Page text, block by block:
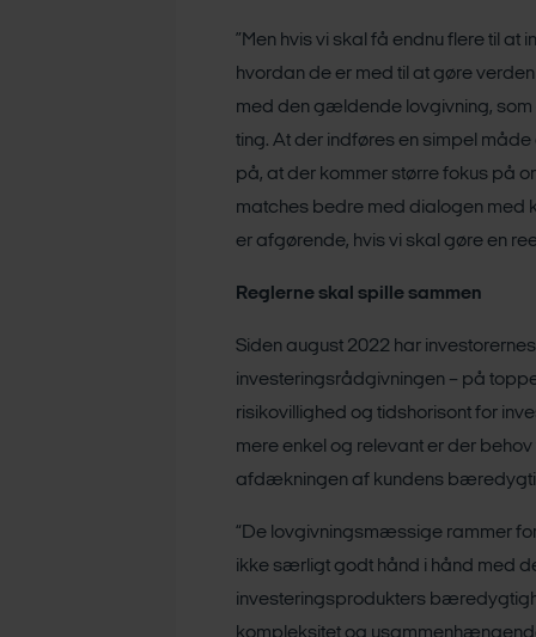
”Men hvis vi skal få endnu flere til at
hvordan de er med til at gøre
med den gældende lovgivning, som
ting. At der indføres en simpel
på, at der kommer større fokus på
matches bedre med dialogen
er afgørende, hvis vi skal gøre en
Reglerne skal spille sammen
Siden august 2022 har
investeringsrådgivningen – på
risikovillighed og tidshorisont for
mere enkel og relevant er der
afdækningen af kundens
“De lovgivningsmæssige rammer
ikke særligt godt hånd i hånd med
investeringsprodukters